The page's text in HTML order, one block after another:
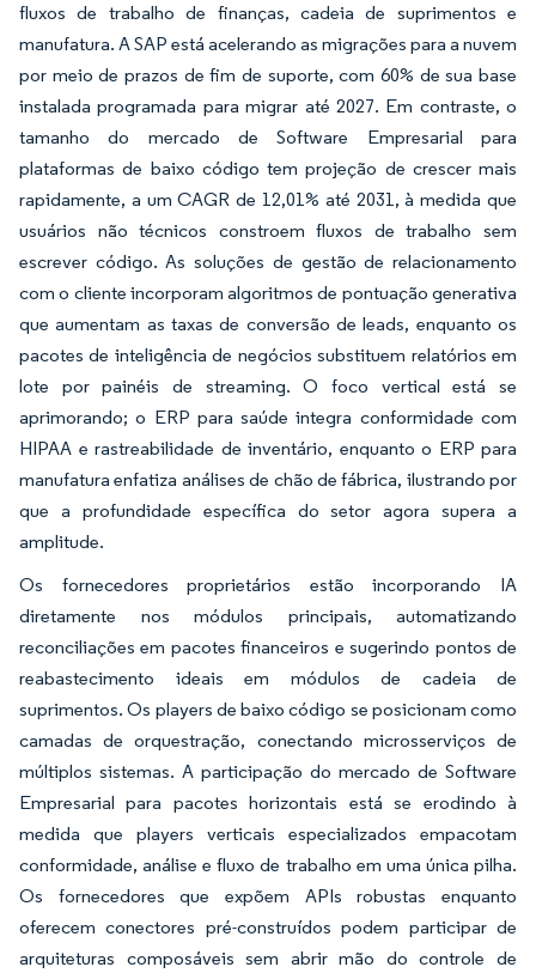
fluxos de trabalho de finanças, cadeia de suprimentos e
manufatura. A SAP está acelerando as migrações para a nuvem
por meio de prazos de fim de suporte, com 60% de sua base
instalada programada para migrar até 2027. Em contraste, o
tamanho do mercado de Software Empresarial para
plataformas de baixo código tem projeção de crescer mais
rapidamente, a um CAGR de 12,01% até 2031, à medida que
usuários não técnicos constroem fluxos de trabalho sem
escrever código. As soluções de gestão de relacionamento
com o cliente incorporam algoritmos de pontuação generativa
que aumentam as taxas de conversão de leads, enquanto os
pacotes de inteligência de negócios substituem relatórios em
lote por painéis de streaming. O foco vertical está se
aprimorando; o ERP para saúde integra conformidade com
HIPAA e rastreabilidade de inventário, enquanto o ERP para
manufatura enfatiza análises de chão de fábrica, ilustrando por
que a profundidade específica do setor agora supera a
amplitude.
Os fornecedores proprietários estão incorporando IA
diretamente nos módulos principais, automatizando
reconciliações em pacotes financeiros e sugerindo pontos de
reabastecimento ideais em módulos de cadeia de
suprimentos. Os players de baixo código se posicionam como
camadas de orquestração, conectando microsserviços de
múltiplos sistemas. A participação do mercado de Software
Empresarial para pacotes horizontais está se erodindo à
medida que players verticais especializados empacotam
conformidade, análise e fluxo de trabalho em uma única pilha.
Os fornecedores que expõem APIs robustas enquanto
oferecem conectores pré-construídos podem participar de
arquiteturas composáveis sem abrir mão do controle de